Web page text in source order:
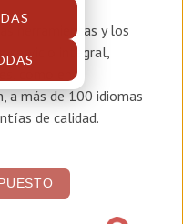
herramientas y los
servicio integral,
como en
a más de 100 idiomas
de calidad.